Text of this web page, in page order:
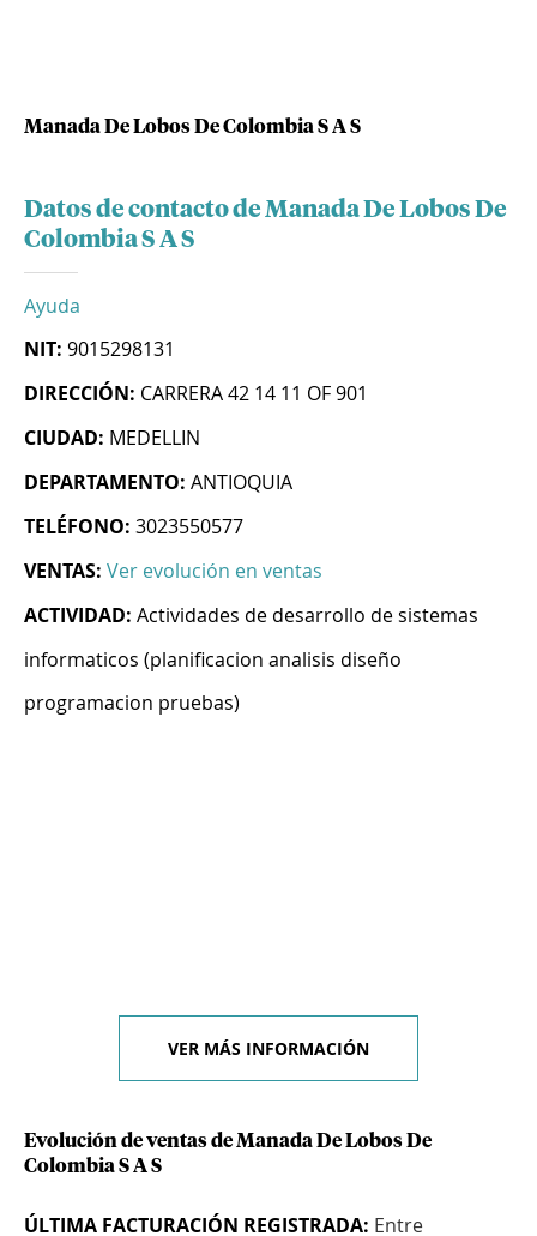
Manada De Lobos De Colombia S A S
Datos de contacto de Manada De Lobos De
Colombia S A S
Ayuda
NIT: 9015298131
DIRECCIÓN: CARRERA 42 14 11 OF 901
CIUDAD: MEDELLIN
DEPARTAMENTO: ANTIOQUIA
TELÉFONO: 3023550577
VENTAS: Ver evolución en ventas
ACTIVIDAD: Actividades de desarrollo de sistemas
informaticos (planificacion analisis diseño
programacion pruebas)
VER MÁS INFORMACIÓN
Evolución de ventas de Manada De Lobos De
Colombia S A S
ÚLTIMA FACTURACIÓN REGISTRADA: Entre